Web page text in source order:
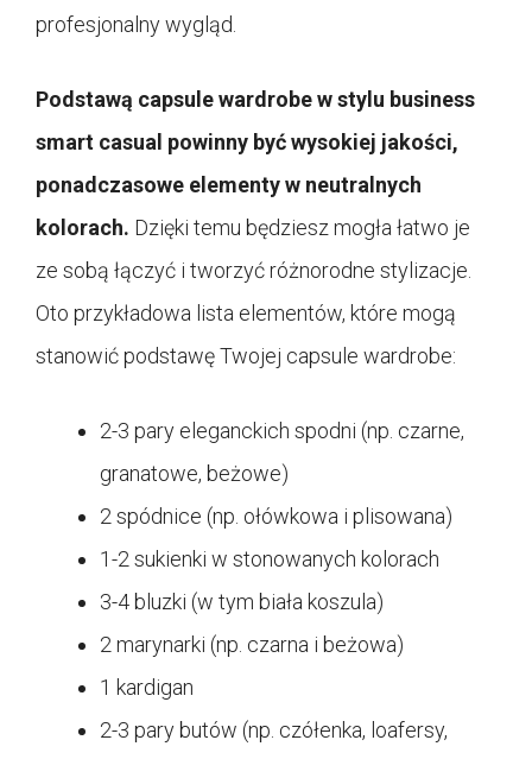
profesjonalny wygląd.
Podstawą capsule wardrobe w stylu business
smart casual powinny być wysokiej jakości,
ponadczasowe elementy w neutralnych
kolorach. Dzięki temu będziesz mogła łatwo je
ze sobą łączyć i tworzyć różnorodne stylizacje.
Oto przykładowa lista elementów, które mogą
stanowić podstawę Twojej capsule wardrobe:
2-3 pary eleganckich spodni (np. czarne,
granatowe, beżowe)
2 spódnice (np. ołówkowa i plisowana)
1-2 sukienki w stonowanych kolorach
3-4 bluzki (w tym biała koszula)
2 marynarki (np. czarna i beżowa)
1 kardigan
2-3 pary butów (np. czółenka, loafersy,